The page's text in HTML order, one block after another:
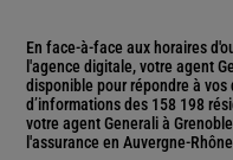
En face-à-face aux horaires
l'agence digitale, votre agent
disponible pour répondre à
d’informations des 158 198
votre agent Generali à
l'assurance en Auvergne-